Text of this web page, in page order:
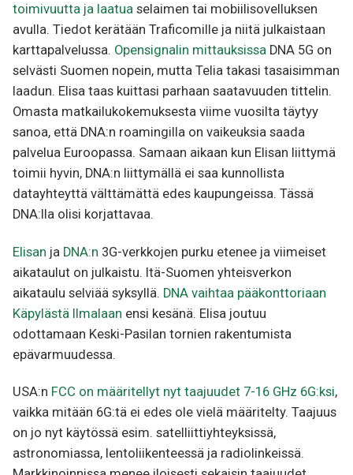
toimivuutta ja laatua selaimen tai mobiilisovelluksen
avulla. Tiedot kerätään Traficomille ja niitä julkaistaan
karttapalvelussa. Opensignalin mittauksissa DNA 5G on
selvästi Suomen nopein, mutta Telia takasi tasaisimman
laadun. Elisa taas kuittasi parhaan saatavuuden tittelin.
Omasta matkailukokemuksesta viime vuosilta täytyy
sanoa, että DNA:n roamingilla on vaikeuksia saada
palvelua Euroopassa. Samaan aikaan kun Elisan liittymä
toimii hyvin, DNA:n liittymällä ei saa kunnollista
datayhteyttä välttämättä edes kaupungeissa. Tässä
DNA:lla olisi korjattavaa.
Elisan ja DNA:n 3G-verkkojen purku etenee ja viimeiset
aikataulut on julkaistu. Itä-Suomen yhteisverkon
aikataulu selviää syksyllä. DNA vaihtaa pääkonttoriaan
Käpylästä Ilmalaan ensi kesänä. Elisa joutuu
odottamaan Keski-Pasilan tornien rakentumista
epävarmuudessa.
USA:n FCC on määritellyt nyt taajuudet 7-16 GHz 6G:ksi,
vaikka mitään 6G:tä ei edes ole vielä määritelty. Taajuus
on jo nyt käytössä esim. satelliittiyhteyksissä,
astronomiassa, lentoliikenteessä ja radiolinkeissä.